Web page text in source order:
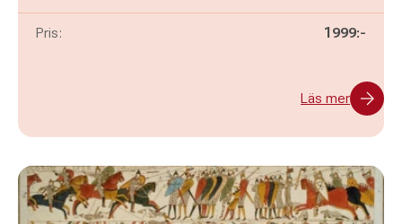
Pris: 1999:-
Läs mer